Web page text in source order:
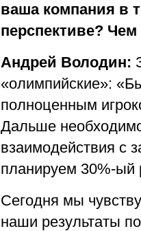
ваша компания в
перспективе?
Андрей Володин:
«олимпийские»:
полноценным
Дальше
взаимодействия с
планируем 30%-ый
Сегодня мы
наши результаты